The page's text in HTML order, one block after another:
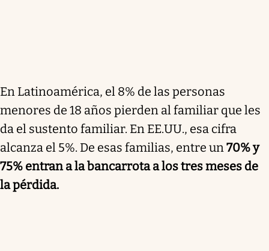
En Latinoamérica, el 8% de las personas
menores de 18 años pierden al familiar que les
da el sustento familiar. En EE.UU., esa cifra
alcanza el 5%. De esas familias, entre un70% y
75% entran a la bancarrota a los tres meses de
la pérdida.